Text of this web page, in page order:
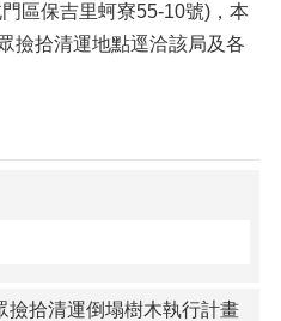
區保吉里蚵寮55-10號)，本
撿拾清運地點逕洽該局及各
撿拾清運倒塌樹木執行計畫